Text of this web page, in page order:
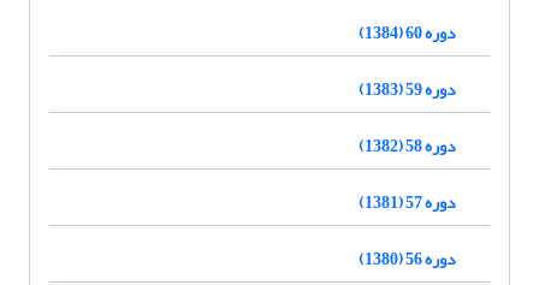
دوره 60 (1384)
دوره 59 (1383)
دوره 58 (1382)
دوره 57 (1381)
دوره 56 (1380)